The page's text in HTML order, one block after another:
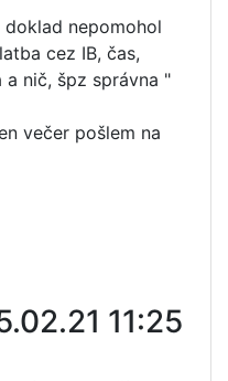
nepomohol
cez IB, čas,
nič, špz správna "
večer pošlem na
11:25